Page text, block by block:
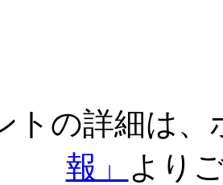
トの詳細は、
報」
より